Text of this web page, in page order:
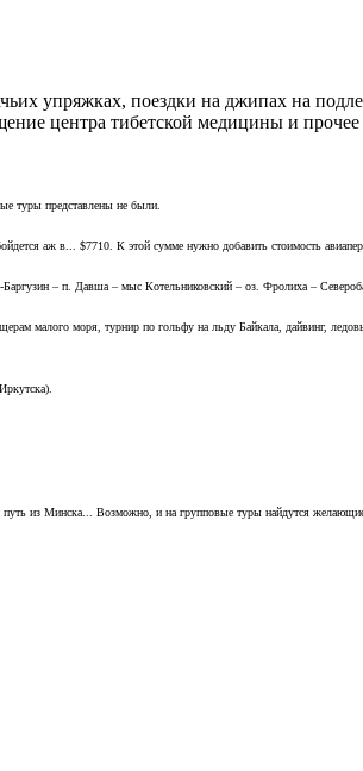
упряжках, поездки на джипах на
центра тибетской медицины и прочее
туры представлены не были.
аж в... $7710. К этой сумме нужно добавить стоимость
– п. Давша – мыс Котельниковский – оз. Фролиха –
малого моря, турнир по гольфу на льду Байкала, дайвинг,
до Иркутска).
из Минска... Возможно, и на групповые туры найдутся